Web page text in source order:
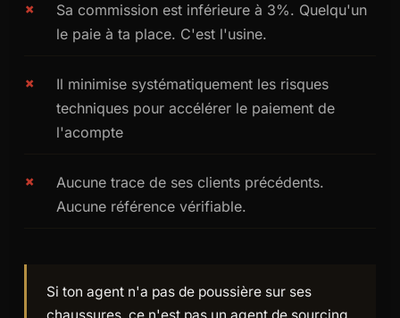
Sa commission est inférieure à 3%. Quelqu'un
le paie à ta place. C'est l'usine.
Il minimise systématiquement les risques
techniques pour accélérer le paiement de
l'acompte
Aucune trace de ses clients précédents.
Aucune référence vérifiable.
Si ton agent n'a pas de poussière sur ses